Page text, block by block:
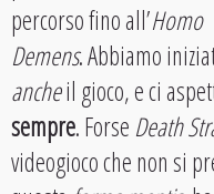
percorso fino all’Homo
Demens. Abbiamo
ancheil gioco, e ci
sempre. Forse Death
videogioco che non si